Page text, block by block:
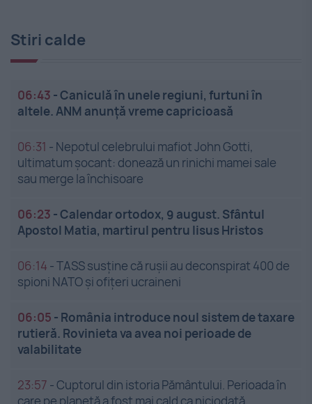
Stiri calde
06:43 -Caniculă în unele regiuni, furtuni în
altele. ANM anunță vreme capricioasă
06:31 - Nepotul celebrului mafiot John Gotti,
ultimatum șocant: donează un rinichi mamei sale
sau merge la închisoare
06:23 -Calendar ortodox, 9 august. Sfântul
Apostol Matia, martirul pentru Iisus Hristos
06:14 -TASS susține că rușii au deconspirat 400 de
spioni NATO și ofițeri ucraineni
06:05 - România introduce noul sistem de taxare
rutieră. Rovinieta va avea noi perioade de
valabilitate
23:57 -Cuptorul din istoria Pământului. Perioada în